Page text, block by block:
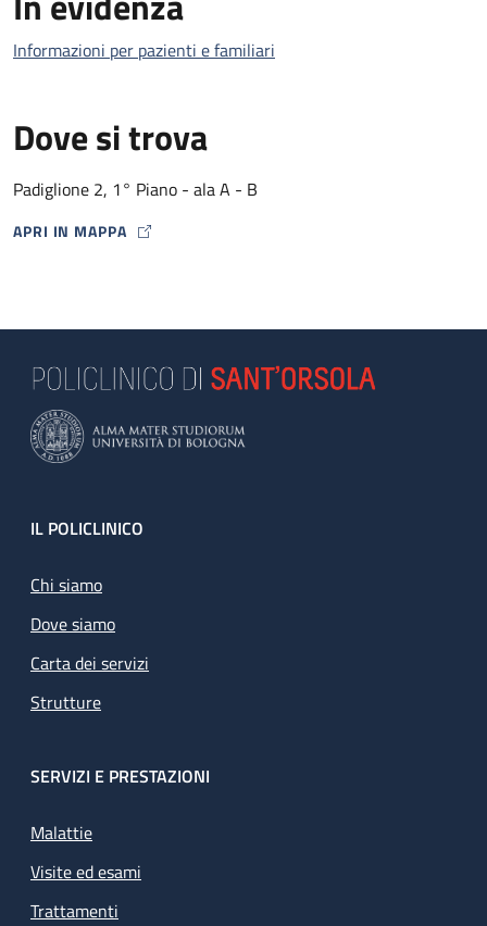
Informazioni per pazienti e familiari
Dove si trova
Padiglione 2, 1° Piano - ala A - B
APRI IN MAPPA
MAP ICON
Footer
IL POLICLINICO
Chi siamo
Dove siamo
Carta dei servizi
Strutture
SERVIZI E PRESTAZIONI
Malattie
Visite ed esami
Trattamenti